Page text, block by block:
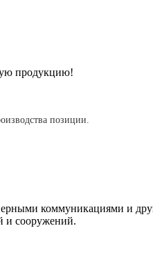
продукцию!
позиции.
коммуникациями и
и сооружений.